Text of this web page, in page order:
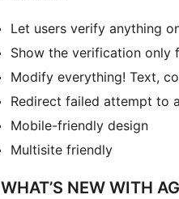
Let users verify anything
Show the verification only
Modify everything! Text,
Redirect failed attempt to
Mobile-friendly design
Multisite friendly
WHAT’S NEW WITH